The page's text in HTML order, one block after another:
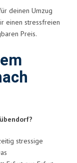
deinen Umzug
einen stressfreien
Preis.
stressige